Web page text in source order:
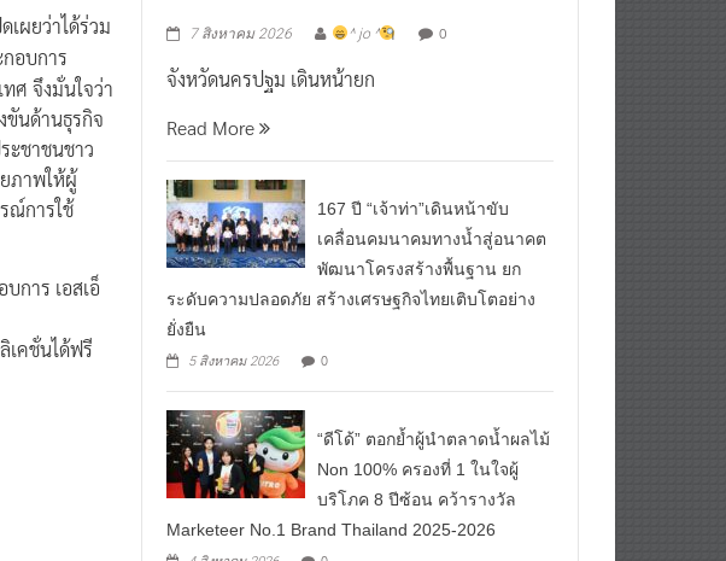
ผยว่าได้ร่วม
อบการ
ศ จึงมั่นใจว่า
ขันด้านธุรกิจ
ะชาชนชาว
ภาพให้ผู้
ณ์การใช้
การ เอสเอ็
เคชั่นได้ฟรี
7 สิงหาคม 2026 ^ jo ^ 0
จังหวัดนครปฐม เดินหน้ายก
Read More
167 ปี “เจ้าท่า”เดินหน้าขับ
เคลื่อนคมนาคมทางน้ำสู่อนาคต
พัฒนาโครงสร้างพื้นฐาน ยก
ระดับความปลอดภัย สร้างเศรษฐกิจไทยเติบโตอย่าง
ยั่งยืน
5 สิงหาคม 2026 0
“ดีโด้” ตอกย้ำผู้นำตลาดน้ำผลไม้
Non 100% ครองที่ 1 ในใจผู้
บริโภค 8 ปีซ้อน คว้ารางวัล
Marketeer No.1 Brand Thailand 2025-2026